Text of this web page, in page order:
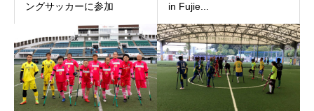
ングサッカーに参加
in Fujie...